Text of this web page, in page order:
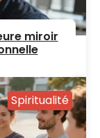
miroir
Spiritualité